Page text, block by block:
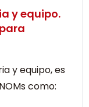
y equipo.
y equipo, es
como: